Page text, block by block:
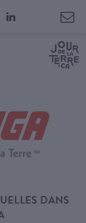
DANS